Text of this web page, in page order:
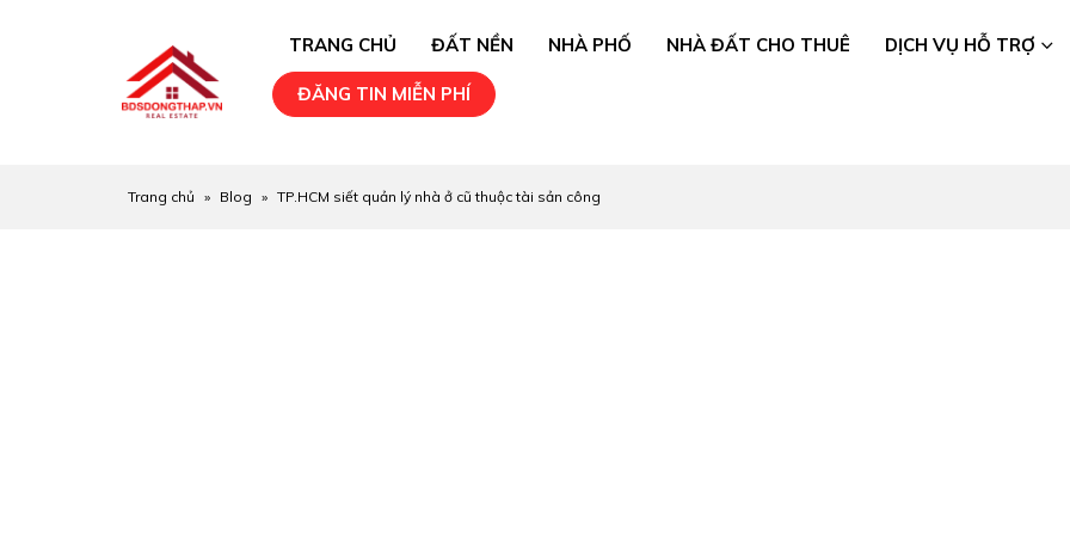
TRANG CHỦ ĐẤT NỀN NHÀ PHỐ NHÀ ĐẤT CHO THUÊ DỊCH VỤ HỖ TRỢ
ĐĂNG TIN MIỄN PHÍ
Trang chủ » Blog » TP.HCM siết quản lý nhà ở cũ thuộc tài sản công